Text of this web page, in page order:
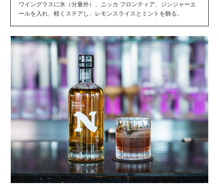
ワイングラスに氷（分量外）、ニッカ フロンティア、ジンジャーエ
ールを入れ、軽くステアし、レモンスライスとミントを飾る。